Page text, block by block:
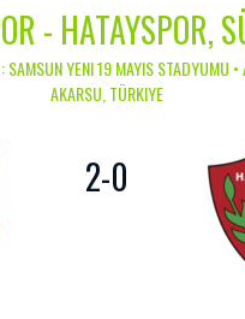
- HATAYSPOR,
SAMSUN YENI 19 MAYIS STADYUMU •
AKARSU, TÜRKIYE
2-0